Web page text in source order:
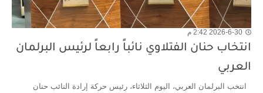
2026-6-30 2:42 م
انتخاب حنان الفتلاوي نائباً رابعاً لرئيس البرلمان
العربي
انتخب البرلمان العربي، اليوم الثلاثاء، رئيس حركة إرادة النائب حنان